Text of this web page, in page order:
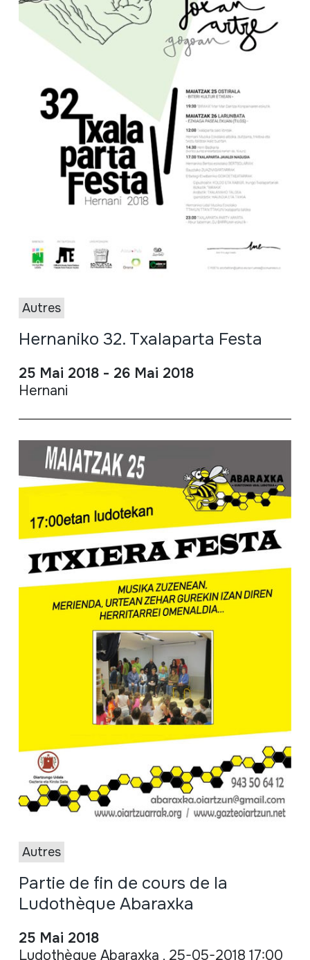
Autres
Hernaniko 32. Txalaparta Festa
25 Mai 2018 - 26 Mai 2018
Hernani
Autres
Partie de fin de cours de la
Ludothèque Abaraxka
25 Mai 2018
Ludothèque Abaraxka , 25-05-2018 17:00